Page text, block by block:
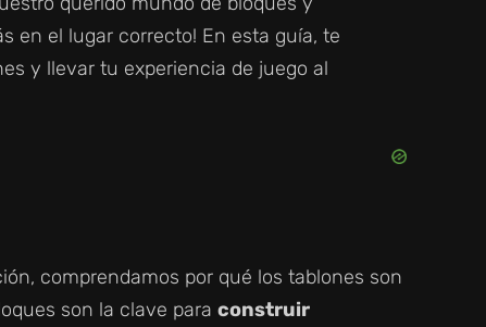
en el lugar correcto! En esta guía, te
y llevar tu experiencia de juego al
comprendamos por qué los tablones son
son la clave para construir